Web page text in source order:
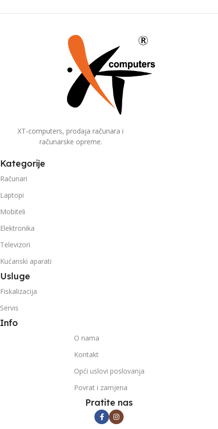
XT-computers, prodaja računara i
računarske opreme.
Kategorije
Računari
Laptopi
Mobiteli
Elektronika
Televizori
Kućanski aparati
Usluge
Fiskalizacija
Servis
Info
O nama
Kontakt
Opći uslovi poslovanja
Povrat i zamjena
Pratite nas